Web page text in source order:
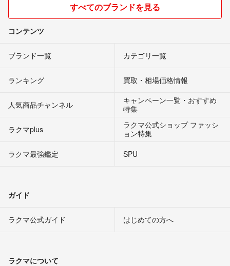
すべてのブランドを見る
コンテンツ
ブランド一覧 カテゴリ一覧
ランキング 買取・相場価格情報
人気商品チャンネル
キャンペーン一覧・おすすめ
特集
ラクマplus
ラクマ公式ショップ ファッシ
ョン特集
ラクマ最強鑑定
SPU
ガイド
ラクマ公式ガイド はじめての方へ
ラクマについて